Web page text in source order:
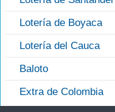
Lotería de Boyaca
Lotería del Cauca
Baloto
Extra de Colombia